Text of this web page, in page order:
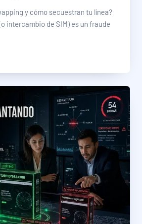
y cómo secuestran tu línea?
intercambio de SIM) es un fraude